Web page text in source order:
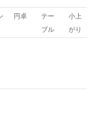
円卓
テー
ブル
小上
がり